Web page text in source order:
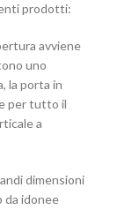
prodotti:
avviene
uno
la porta in
per tutto il
a
dimensioni
da idonee